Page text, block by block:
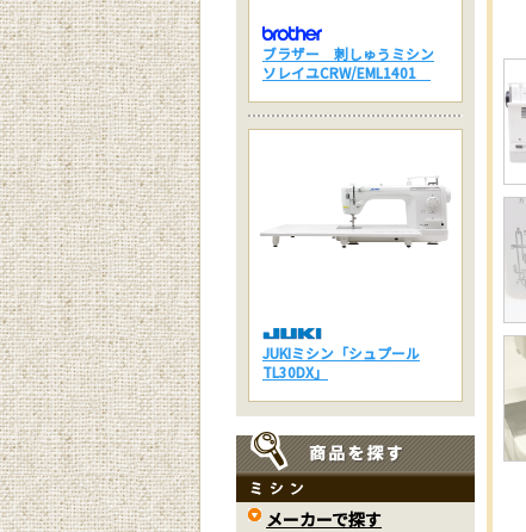
ブラザー 刺しゅうミシン
ソレイユCRW/EML1401
JUKIミシン「シュプール
TL30DX」
メーカーで探す